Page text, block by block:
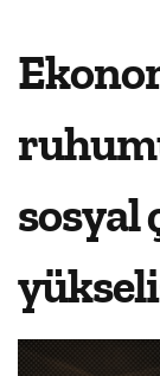
sosyal